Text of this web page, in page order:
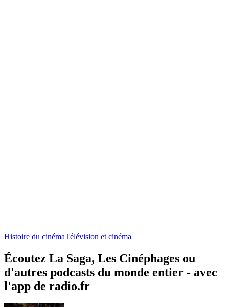
Histoire du cinémaTélévision et cinéma
Écoutez La Saga, Les Cinéphages ou
d'autres podcasts du monde entier - avec
l'app de radio.fr